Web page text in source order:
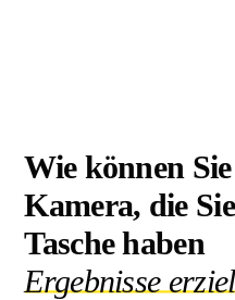
Wie können
Kamera, die
Tasche haben
Ergebnisse